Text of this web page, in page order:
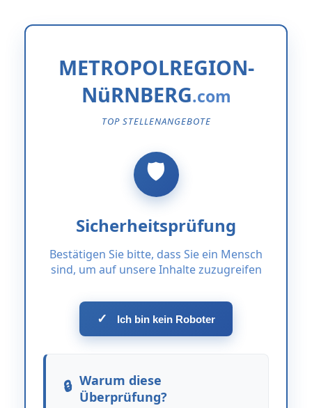
METROPOLREGION-
NüRNBERG
TOP STELLENANGEBOTE
Sicherheitsprüfung
Bestätigen Sie bitte, dass Sie ein Mensch
sind, um auf unsere Inhalte zuzugreifen
✓ Ich bin kein Roboter
Warum diese
Überprüfung?